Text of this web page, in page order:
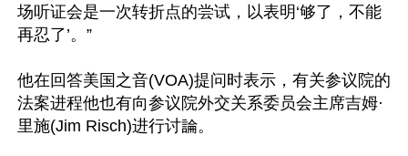
场听证会是一次转折点的尝试，以表明‘够了，不能
再忍了’。”
他在回答美国之音(VOA)提问时表示，有关参议院的
法案进程他也有向参议院外交关系委员会主席吉姆·
里施(Jim Risch)进行讨論。